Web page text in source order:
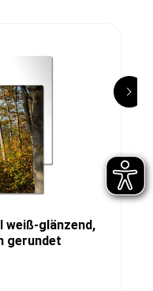
weiß-glänzend,
gerundet